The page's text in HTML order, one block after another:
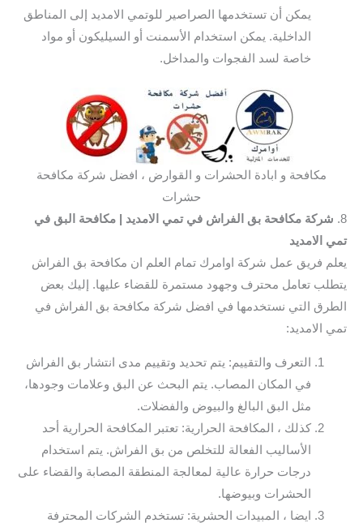
يمكن أن تستخدمها الصراصير للوتمي الامديد إلى المناطق
الداخلية. يمكن استخدام الأسمنت أو السيليكون أو مواد
خاصة لسد الفجوات والمداخل.
مكافحة و ابادة الحشرات و القوارض ، افضل شركة مكافحة
حشرات
8. شركة مكافحة بق الفراش في تمي الامديد
| مكافحة البق في
تمي الامديد
يعلم فريق عمل شركة اوامرك تمام العلم ان مكافحة بق الفراش
يتطلب تعامل محترف وجهود مستمرة للقضاء عليها. إليك بعض
الطرق التي نستخدمها في افضل شركة مكافحة بق الفراش في
تمي الامديد:
التعرف والتقييم: يتم تحديد وتقييم مدى انتشار بق الفراش
في المكان المصاب. يتم البحث عن البق وعلامات وجودها،
مثل البق البالغ والبيوض والفضلات.
كذلك ، المكافحة الحرارية: تعتبر المكافحة الحرارية أحد
الأساليب الفعالة للتخلص من بق الفراش. يتم استخدام
درجات حرارة عالية لمعالجة المنطقة المصابة والقضاء على
الحشرات وبيوضها.
ايضا ، المبيدات الحشرية: تستخدم الشركات المحترفة